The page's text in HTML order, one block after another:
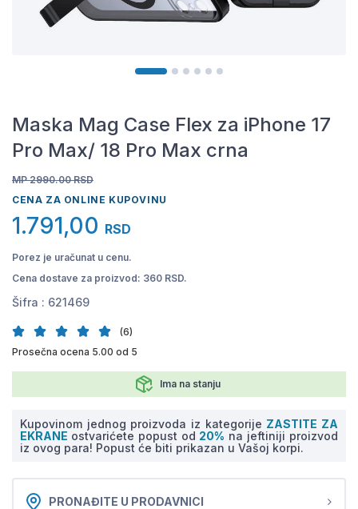
Maska Mag Case Flex za iPhone 17
Pro Max/ 18 Pro Max crna
MP 2990.00 RSD
CENA ZA ONLINE KUPOVINU
1.791,00 RSD
Porez je uračunat u cenu.
Cena dostave za proizvod: 360 RSD.
Šifra : 621469
(6)
Prosečna ocena 5.00 od 5
Ima na stanju
Kupovinom jednog proizvoda iz kategorije ZASTITE ZA
EKRANE ostvarićete popust od 20% na jeftiniji proizvod
iz ovog para! Popust će biti prikazan u Vašoj korpi.
PRONAĐITE U PRODAVNICI